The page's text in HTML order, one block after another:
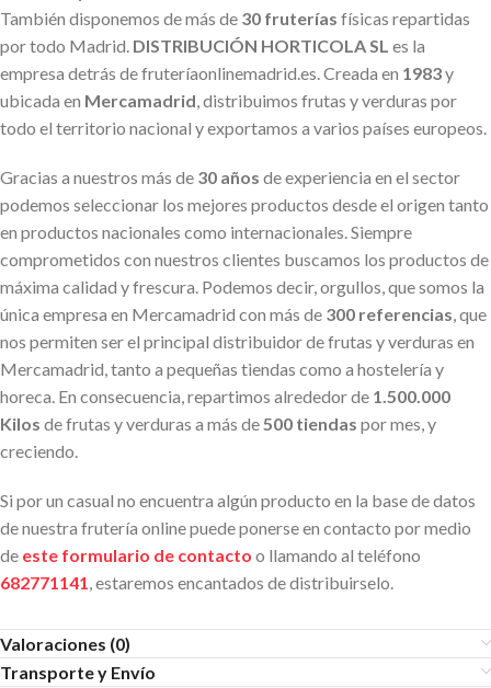
También disponemos de más de 30 fruterías físicas repartidas
por todo Madrid. DISTRIBUCIÓN HORTICOLA SL es la
empresa detrás de fruteríaonlinemadrid.es. Creada en 1983y
ubicada en Mercamadrid , distribuimos frutas y verduras por
todo el territorio nacional y exportamos a varios países europeos.
Gracias a nuestros más de 30 años de experiencia en el sector
podemos seleccionar los mejores productos desde el origen tanto
en productos nacionales como internacionales. Siempre
comprometidos con nuestros clientes buscamos los productos de
máxima calidad y frescura. Podemos decir, orgullos, que somos la
única empresa en Mercamadrid con más de 300 referencias , que
nos permiten ser el principal distribuidor de frutas y verduras en
Mercamadrid, tanto a pequeñas tiendas como a hostelería y
horeca. En consecuencia, repartimos alrededor de 1.500.000
Kilos de frutas y verduras a más de 500 tiendas por mes, y
creciendo.
Si por un casual no encuentra algún producto en la base de datos
de nuestra frutería online puede ponerse en contacto por medio
de este formulario de contacto o llamando al teléfono
682771141 , estaremos encantados de distribuirselo.
Valoraciones (0)
Transporte y Envío